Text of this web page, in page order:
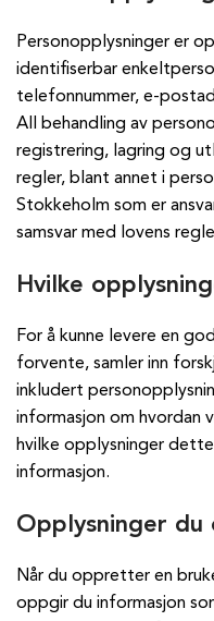
Personopplysninger er
identifiserbar
telefonnummer, e-
All behandling av
registrering, lagring og
regler, blant annet i
Stokkeholm som er
samsvar med lovens
Hvilke
For å kunne levere en
forvente, samler inn
inkludert
informasjon om hvordan
hvilke opplysninger dette
informasjon.
Opplysninger
Når du oppretter en
oppgir du informasjon